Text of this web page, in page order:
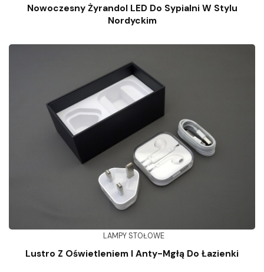
Nowoczesny Żyrandol LED Do Sypialni W Stylu
Nordyckim
LAMPY STOŁOWE
Lustro Z Oświetleniem I Anty-Mgłą Do Łazienki